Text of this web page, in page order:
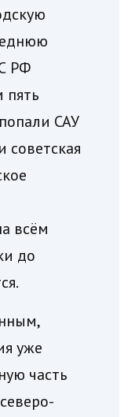
РФ
САУ
советская
всём
до
уже
часть